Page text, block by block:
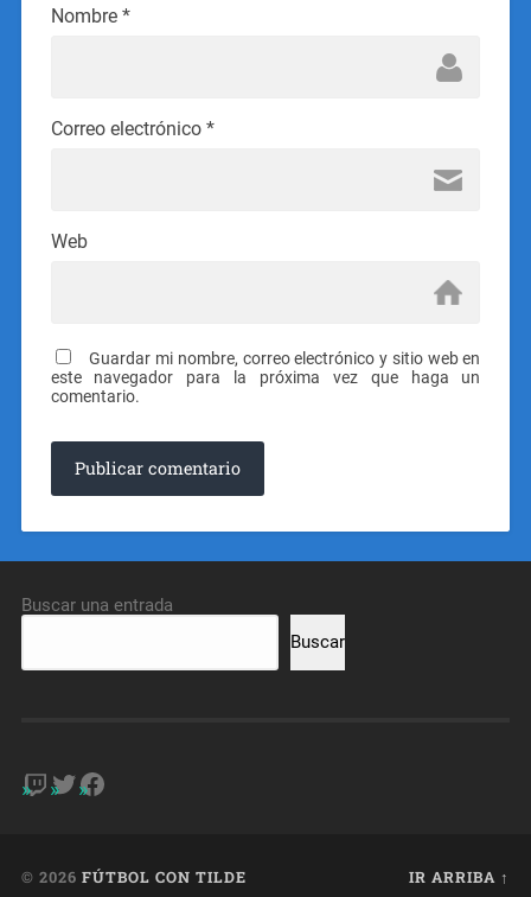
Nombre *
Correo electrónico *
Web
Guardar mi nombre, correo electrónico y sitio web en
este navegador para la próxima vez que haga un
comentario.
Buscar una entrada
Buscar
© 2026 FÚTBOL CON TILDE IR ARRIBA ↑